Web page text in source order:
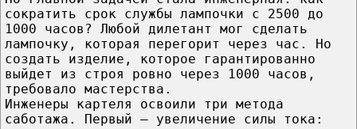
сократить срок службы лампочки с 2500 до
1000 часов? Любой дилетант мог сделать
лампочку, которая перегорит через час. Но
создать изделие, которое гарантированно
выйдет из строя ровно через 1000 часов,
требовало мастерства.
Инженеры картеля освоили три метода
саботажа. Первый — увеличение силы тока: